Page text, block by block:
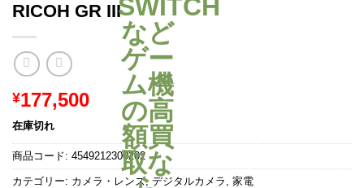
RICOH GR III
¥177,500
在庫切れ
商品コード: 4549212300202
カテゴリー: カメラ・レンズ, デジタルカメラ 家電